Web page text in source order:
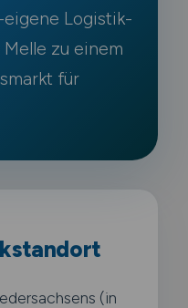
Logistik-
zu einem
für
(in